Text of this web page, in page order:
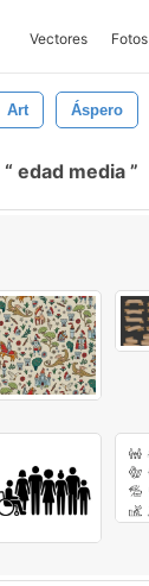
Vectores Fotos
Art Áspero
edad media